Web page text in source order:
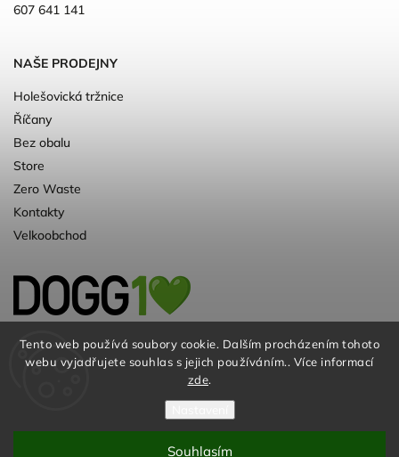
Tento web používá soubory cookie. Dalším procházením tohoto
webu vyjadřujete souhlas s jejich používáním.. Více informací
zde.
Souhlasím
607 641 141
NAŠE PRODEJNY
Holešovická tržnice
Říčany
Bez obalu
Store
Zero Waste
Kontakty
Velkoobchod
Kvalitní a ♻️eko chovatelské potřeby pro
psy. Už 10 let